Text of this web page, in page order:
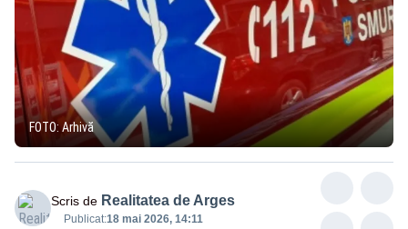
FOTO: Arhivă
Scris de Realitatea de Arges
Publicat:18 mai 2026, 14:11